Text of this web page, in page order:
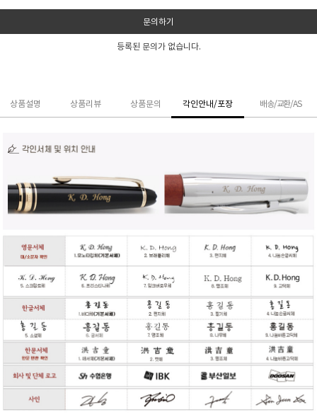
문의하기
등록된 문의가 없습니다.
상품설명 상품리뷰 상품문의 각인안내/포장 배송/교환/AS